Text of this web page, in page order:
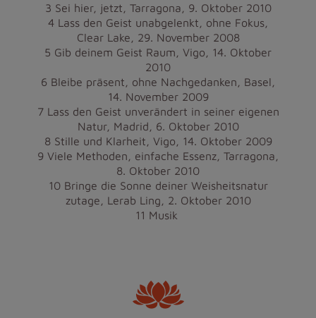
3 Sei hier, jetzt, Tarragona, 9. Oktober 2010
4 Lass den Geist unabgelenkt, ohne Fokus,
Clear Lake, 29. November 2008
5 Gib deinem Geist Raum, Vigo, 14. Oktober
2010
6 Bleibe präsent, ohne Nachgedanken, Basel,
14. November 2009
7 Lass den Geist unverändert in seiner eigenen
Natur, Madrid, 6. Oktober 2010
8 Stille und Klarheit, Vigo, 14. Oktober 2009
9 Viele Methoden, einfache Essenz, Tarragona,
8. Oktober 2010
10 Bringe die Sonne deiner Weisheitsnatur
zutage, Lerab Ling, 2. Oktober 2010
11 Musik